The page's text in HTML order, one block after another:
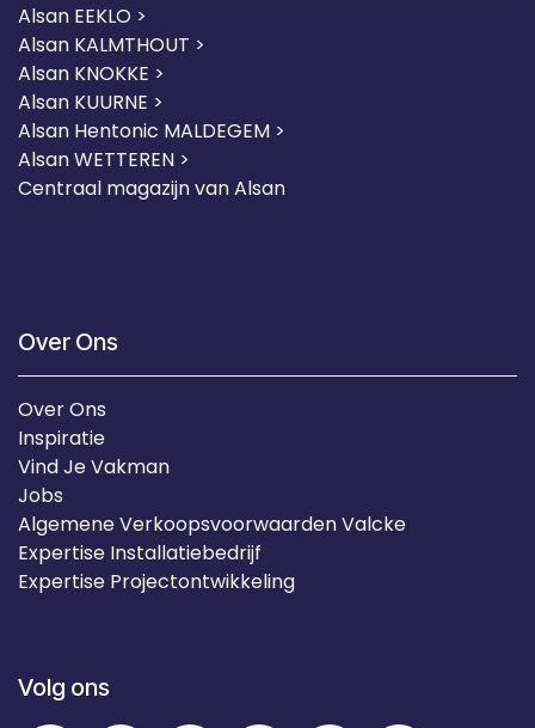
Alsan EEKLO >
Alsan KALMTHOUT >
Alsan KNOKKE >
Alsan KUURNE >
Alsan Hentonic MALDEGEM >
Alsan WETTEREN >
Centraal magazijn van Alsan
Over Ons
Over Ons
Inspiratie
Vind Je Vakman
Jobs
Algemene Verkoopsvoorwaarden Valcke
Expertise Installatiebedrijf
Expertise Projectontwikkeling
Volg ons